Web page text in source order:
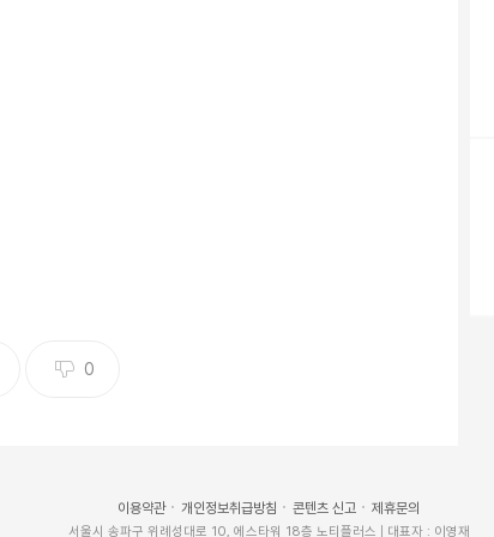
0
이용약관 개인정보취급방침 콘텐츠 신고 제휴문의
서울시 송파구 위례성대로 10, 에스타워 18층 노티플러스 | 대표자 : 이영재